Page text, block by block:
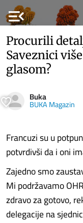
menu_open
Procurili
Saveznici
glasom?
Buka
BUKA Magazin
Francuzi su u
potvrdivši da i oni
Zajedno smo
Mi podržavamo
zdravo za gotovo,
delegacije na